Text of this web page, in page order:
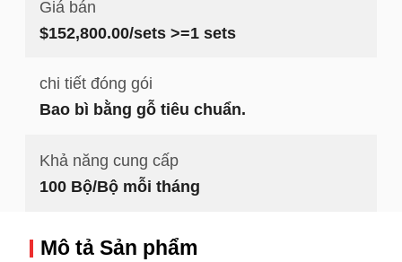
Giá bán
$152,800.00/sets >=1 sets
chi tiết đóng gói
Bao bì bằng gỗ tiêu chuẩn.
Khả năng cung cấp
100 Bộ/Bộ mỗi tháng
Mô tả Sản phẩm